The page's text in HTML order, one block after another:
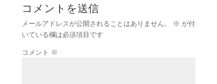
コメントを送信
メールアドレスが公開されることはありません。 ※ が付
いている欄は必須項目です
コメント ※